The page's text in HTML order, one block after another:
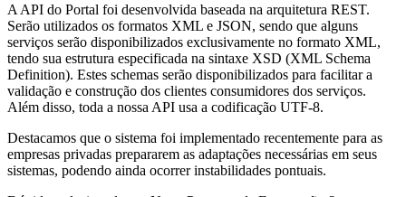
A API do Portal foi desenvolvida baseada na arquitetura REST.
Serão utilizados os formatos XML e JSON, sendo que alguns
serviços serão disponibilizados exclusivamente no formato XML,
tendo sua estrutura especificada na sintaxe XSD (XML Schema
Definition). Estes schemas serão disponibilizados para facilitar a
validação e construção dos clientes consumidores dos serviços.
Além disso, toda a nossa API usa a codificação UTF-8.
Destacamos que o sistema foi implementado recentemente para as
empresas privadas prepararem as adaptações necessárias em seus
sistemas, podendo ainda ocorrer instabilidades pontuais.